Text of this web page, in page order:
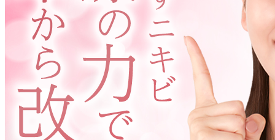
その他診療メニュー
GLP-1ダイエット
AGA
FAGA
低用量ピル
ED治療薬
Skin Muse（美容内服薬）
性病検査キット
日焼け予防
クリケア（美容液）